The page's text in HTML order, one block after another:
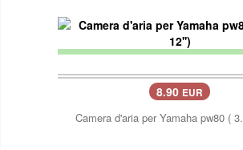
8.90 EUR
Camera d'aria per Yamaha pw80 (